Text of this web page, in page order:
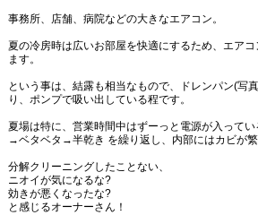
事務所、店舗、病院などの大きなエアコン。
夏の冷房時は広いお部屋を快適にするため、エア
ます。
という事は、結露も相当なもので、ドレンパン(写
り、ポンプで吸い出している程です。
夏場は特に、営業時間中はずーっと電源が入って
→ベタベタ→半乾き を繰り返し、内部にはカビが
分解クリーニングしたことない、
ニオイが気になるな?
効きが悪くなったな?
と感じるオーナーさん！